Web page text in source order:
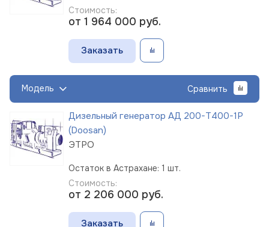
Стоимость:
от 1 964 000 руб.
Заказать
Модель Сравнить
Дизельный генератор АД 200-Т400-1Р
(Doosan)
ЭТРО
Остаток в Астрахане: 1 шт.
Стоимость:
от 2 206 000 руб.
Заказать